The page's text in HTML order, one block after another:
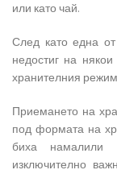
или като чай.
След като една
недостиг на
хранителния
Приемането на
под формата на
биха намалили
изключително